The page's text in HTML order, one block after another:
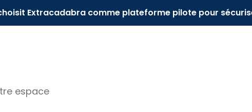
choisit Extracadabra comme plateforme pilote pour
espace